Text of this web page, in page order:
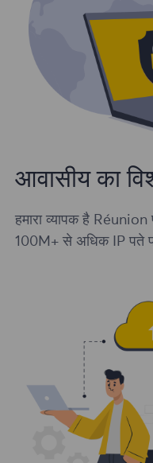
आवासीय का
हमारा व्यापक है
100M+ से अधिक IP पते